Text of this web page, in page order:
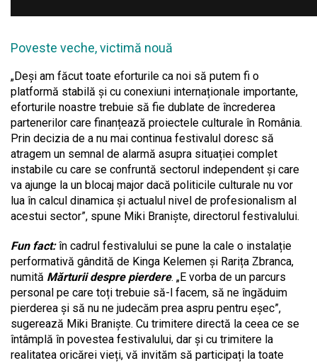
Poveste veche, victimă nouă
„Deși am făcut toate eforturile ca noi să putem fi o
platformă stabilă și cu conexiuni internaționale importante,
eforturile noastre trebuie să fie dublate de încrederea
partenerilor care finanțează proiectele culturale în România.
Prin decizia de a nu mai continua festivalul doresc să
atragem un semnal de alarmă asupra situației complet
instabile cu care se confruntă sectorul independent și care
va ajunge la un blocaj major dacă politicile culturale nu vor
lua în calcul dinamica și actualul nivel de profesionalism al
acestui sector”, spune Miki Braniște, directorul festivalului.
Fun fact:în cadrul festivalului se pune la cale o instalație
performativă gândită de Kinga Kelemen și Rarița Zbranca,
numită Mărturii despre pierdere. „E vorba de un parcurs
personal pe care toți trebuie să-l facem, să ne îngăduim
pierderea și să nu ne judecăm prea aspru pentru eșec”,
sugerează Miki Braniște. Cu trimitere directă la ceea ce se
întâmplă în povestea festivalului, dar și cu trimitere la
realitatea oricărei vieți, vă invităm să participați la toate